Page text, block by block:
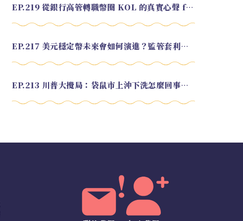
EP.219 從銀行高管轉職幣圈 KOL 的真實心聲 feat.龜大
EP.217 美元穩定幣未來會如何演進？監管套利終將收斂？feat. 研究員 余哲安
EP.213 川普大攪局：袋鼠市上沖下洗怎麼回事？feat. Alvin